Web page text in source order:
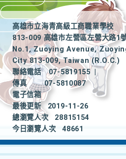
高雄市立海青高級工商職業學校
813-009 高雄市左營區左營大路1
No.1, Zuoying Avenue,
City 813-009, Taiwan (R.O.C.)
聯絡電話
07-5819155
|
傳真
07-5810087
電子信箱
最後更新
2019-11-26
總瀏覽人次
28815154
今日瀏覽人次
48661